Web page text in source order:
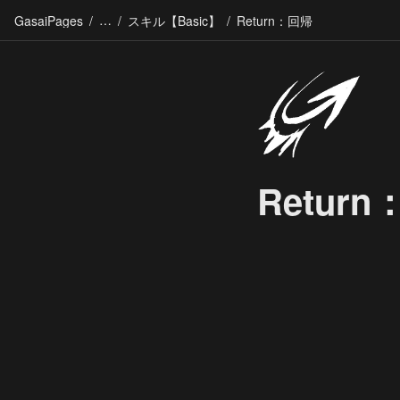
GasaiPages / / スキル【Basic】 / Return：回帰
Return